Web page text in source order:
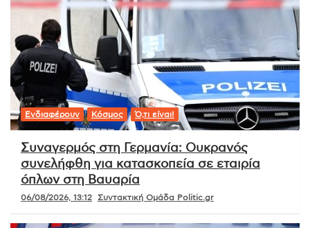
Ενδιαφέρουν Κόσμος Ό,τι είναι!
Συναγερμός στη Γερμανία: Ουκρανός
συνελήφθη για κατασκοπεία σε εταιρία
όπλων στη Βαυαρία
06/08/2026, 13:12 Συντακτική Ομάδα Politic.gr